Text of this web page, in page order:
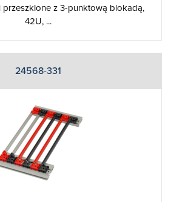
przeszklone z 3-punktową blokadą,
42U, ...
24568-331